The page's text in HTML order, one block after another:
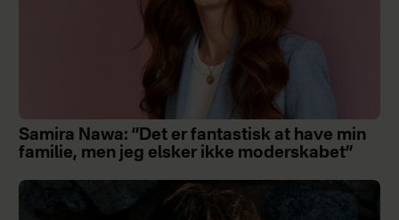
Samira Nawa: ”Det er fantastisk at have min
familie, men jeg elsker ikke moderskabet”